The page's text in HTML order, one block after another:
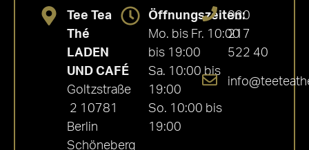
Tee Tea
Thé
LADEN
UND CAFÉ
Goltzstraße
2 10781
Berlin
Schöneberg
Öffnungszeiten:
Mo. bis Fr. 10:00
bis 19:00
Sa. 10:00 bis
19:00
So. 10:00 bis
19:00
030
217
522 40